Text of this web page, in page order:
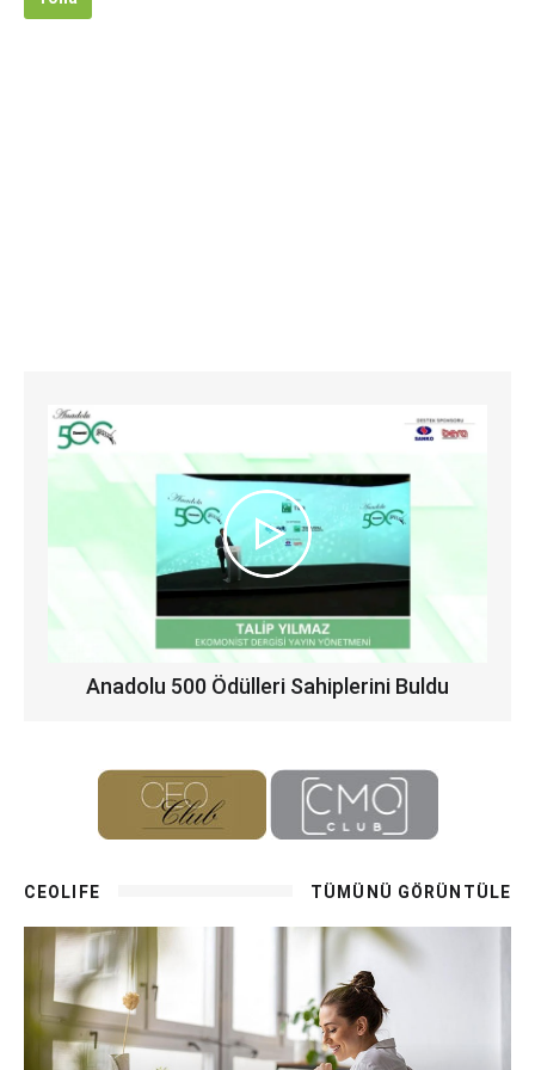
Anadolu 500 Ödülleri Sahiplerini Buldu
CEOLIFE TÜMÜNÜ GÖRÜNTÜLE